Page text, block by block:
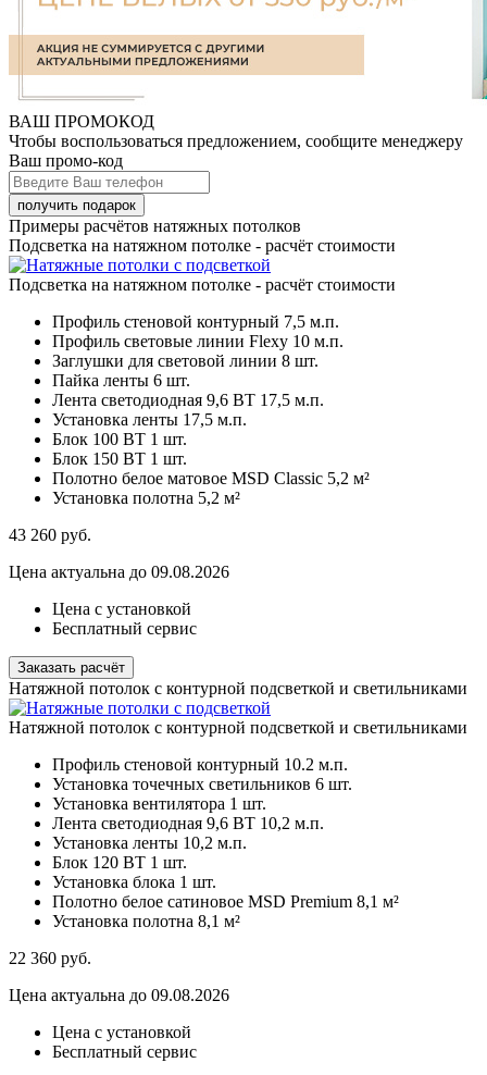
ВАШ ПРОМОКОД
Чтобы воспользоваться предложением, сообщите менеджеру
Ваш промо-код
Примеры расчётов натяжных потолков
Подсветка на натяжном потолке - расчёт стоимости
Подсветка на натяжном потолке - расчёт стоимости
Профиль стеновой контурный 7,5 м.п.
Профиль световые линии Flexy 10 м.п.
Заглушки для световой линии 8 шт.
Пайка ленты 6 шт.
Лента светодиодная 9,6 ВТ 17,5 м.п.
Установка ленты 17,5 м.п.
Блок 100 ВТ 1 шт.
Блок 150 ВТ 1 шт.
Полотно белое матовое MSD Classic 5,2 м²
Установка полотна 5,2 м²
43 260 руб.
Цена актуальна до 09.08.2026
Цена с установкой
Бесплатный сервис
Заказать расчёт
Натяжной потолок с контурной подсветкой и светильниками
Натяжной потолок с контурной подсветкой и светильниками
Профиль стеновой контурный 10.2 м.п.
Установка точечных светильников 6 шт.
Установка вентилятора 1 шт.
Лента светодиодная 9,6 ВТ 10,2 м.п.
Установка ленты 10,2 м.п.
Блок 120 ВТ 1 шт.
Установка блока 1 шт.
Полотно белое сатиновое MSD Premium 8,1 м²
Установка полотна 8,1 м²
22 360 руб.
Цена актуальна до 09.08.2026
Цена с установкой
Бесплатный сервис